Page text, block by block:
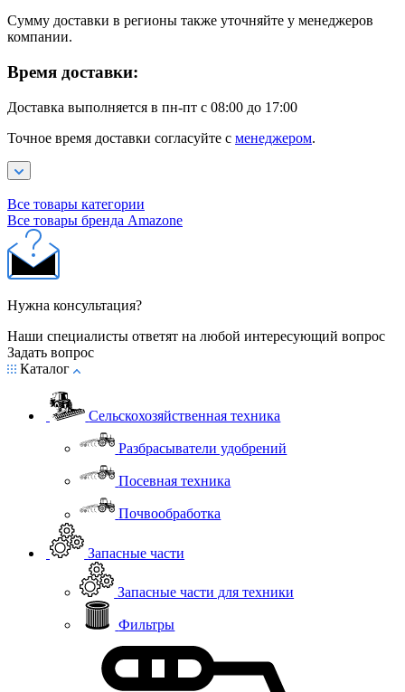
Сумму доставки в регионы также уточняйте у менеджеров
компании.
Время доставки:
Доставка выполняется в пн-пт с 08:00 до 17:00
Точное время доставки согласуйте с менеджером.
Все товары категории
Все товары бренда Amazone
Нужна консультация?
Наши специалисты ответят на любой интересующий вопрос
Задать вопрос
Каталог
Сельскохозяйственная техника
Разбрасыватели удобрений
Посевная техника
Почвообработка
Запасные части
Запасные части для техники
Фильтры